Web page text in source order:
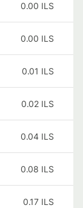
0.00 ILS
0.00 ILS
0.01 ILS
0.02 ILS
0.04 ILS
0.08 ILS
0.17 ILS